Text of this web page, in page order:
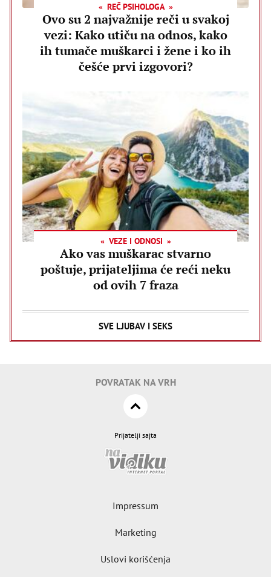
REČ PSIHOLOGA
Ovo su 2 najvažnije reči u svakoj
vezi: Kako utiču na odnos, kako
ih tumače muškarci i žene i ko ih
češće prvi izgovori?
VEZE I ODNOSI
Ako vas muškarac stvarno
poštuje, prijateljima će reći neku
od ovih 7 fraza
SVE LJUBAV I SEKS
POVRATAK NA VRH
Prijatelji sajta
Impressum
Marketing
Uslovi korišćenja